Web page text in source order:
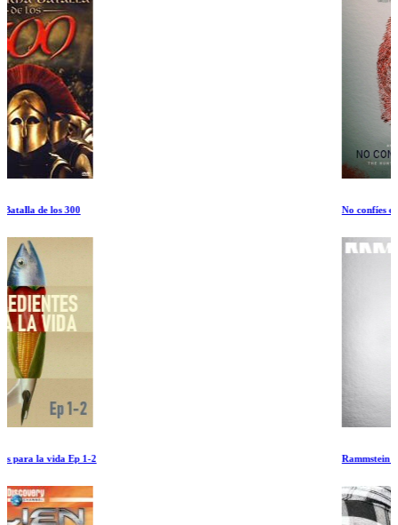
No confíes en nadie: A la caza del rey del Bitcoin
Rammstein in Amerika